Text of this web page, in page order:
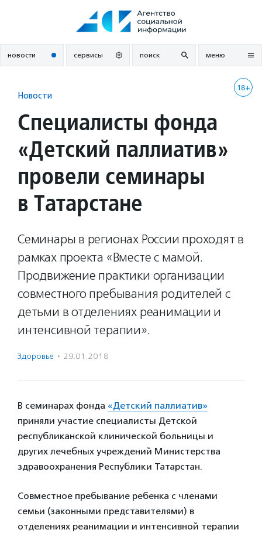
новости сервисы поиск меню
18+
Новости
Специалисты фонда
«Детский паллиатив»
провели семинары
в Татарстане
Семинары в регионах России проходят в
рамках проекта «Вместе с мамой.
Продвижение практики организации
совместного пребывания родителей с
детьми в отделениях реанимации и
интенсивной терапии».
Здоровье · 29.01.2018
В семинарах фонда «Детский паллиатив»
приняли участие специалисты Детской
республиканской клинической больницы и
других лечебных учреждений Министерства
здравоохранения Республики Татарстан.
Совместное пребывание ребенка с членами
семьи (законными представителями) в
отделениях реанимации и интенсивной терапии